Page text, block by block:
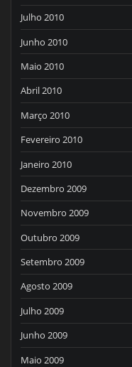
Julho 2010
Junho 2010
Maio 2010
Abril 2010
Março 2010
Fevereiro 2010
Janeiro 2010
Dezembro 2009
Novembro 2009
Outubro 2009
Setembro 2009
Agosto 2009
Julho 2009
Junho 2009
Maio 2009